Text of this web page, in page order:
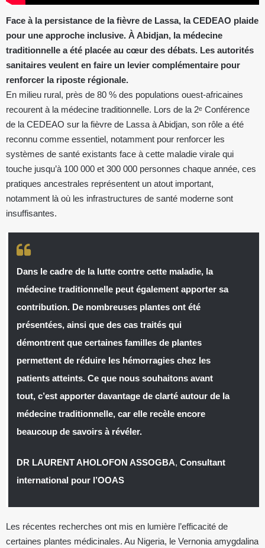
Face à la persistance de la fièvre de Lassa, la CEDEAO plaide
pour une approche inclusive. À Abidjan, la médecine
traditionnelle a été placée au cœur des débats. Les autorités
sanitaires veulent en faire un levier complémentaire pour
renforcer la riposte régionale.
En milieu rural, près de 80 % des populations ouest-africaines
recourent à la médecine traditionnelle. Lors de la 2ᵉ Conférence
de la CEDEAO sur la fièvre de Lassa à Abidjan, son rôle a été
reconnu comme essentiel, notamment pour renforcer les
systèmes de santé existants face à cette maladie virale qui
touche jusqu’à 100 000 et 300 000 personnes chaque année, ces
pratiques ancestrales représentent un atout important,
notamment là où les infrastructures de santé moderne sont
insuffisantes.
Dans le cadre de la lutte contre cette maladie, la
médecine traditionnelle peut également apporter sa
contribution. De nombreuses plantes ont été
présentées, ainsi que des cas traités qui
démontrent que certaines familles de plantes
permettent de réduire les hémorragies chez les
patients atteints. Ce que nous souhaitons avant
tout, c’est apporter davantage de clarté autour de la
médecine traditionnelle, car elle recèle encore
beaucoup de savoirs à révéler.
DR LAURENT AHOLOFON ASSOGBA, Consultant
international pour l’OOAS
Les récentes recherches ont mis en lumière l’efficacité de
certaines plantes médicinales. Au Nigeria, le Vernonia amygdalina